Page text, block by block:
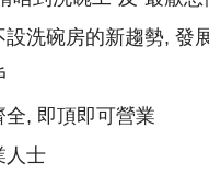
洗碗房的新趨勢, 發
, 即頂即可營業
人士